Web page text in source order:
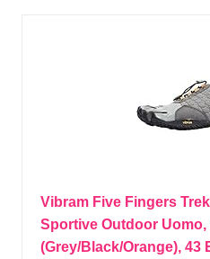
Vibram Five Fingers
Sportive Outdoor
(Grey/Black/Orange), 43